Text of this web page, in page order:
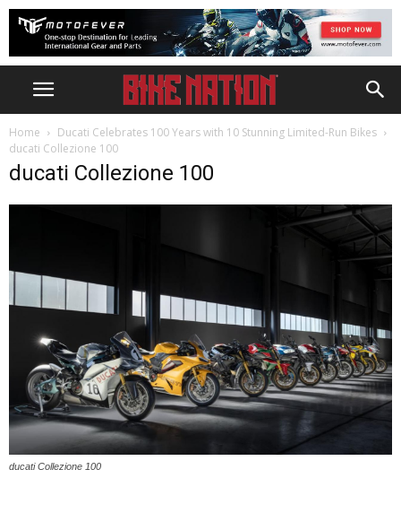
Home
Ducati Celebrates 100 Years with 10 Stunning Limited-Run Bikes
ducati Collezione 100
ducati Collezione 100
ducati Collezione 100